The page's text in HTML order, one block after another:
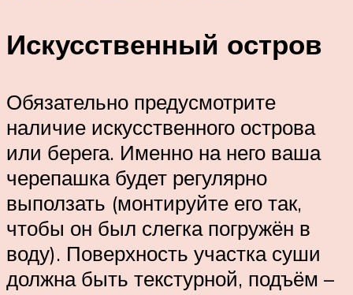
Искусственный остров
Обязательно предусмотрите
наличие искусственного острова
или берега. Именно на него ваша
черепашка будет регулярно
выползать (монтируйте его так,
чтобы он был слегка погружён в
воду). Поверхность участка суши
должна быть текстурной, подъём –